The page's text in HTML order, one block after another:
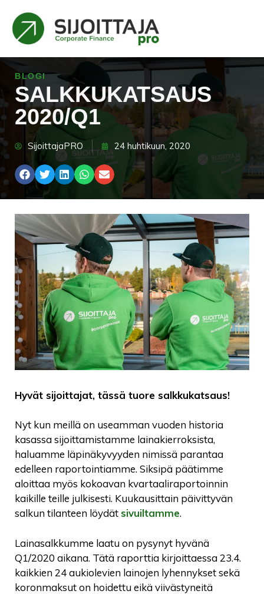
BLOGI
SALKKUKATSAUS
2020/Q1
SijoittajaPRO 24 huhtikuun, 2020
Hyvät sijoittajat, tässä tuore salkkukatsaus!
Nyt kun meillä on useamman vuoden historia
kasassa sijoittamistamme lainakierroksista,
haluamme läpinäkyvyyden nimissä parantaa
edelleen raportointiamme. Siksipä päätimme
aloittaa myös kokoavan kvartaaliraportoinnin
kaikille teille julkisesti. Kuukausittain päivittyvän
salkun tilanteen löydätsivuiltamme.
Lainasalkkumme laatu on pysynyt hyvänä
Q1/2020 aikana. Tätä raporttia kirjoittaessa 23.4.
kaikkien 24 aukiolevien lainojen lyhennykset sekä
koronmaksut on hoidettu eikä viivästyneitä